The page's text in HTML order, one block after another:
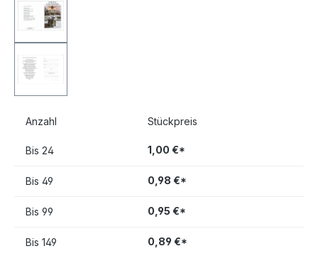
Anzahl Stückpreis
Bis 24 1,00 €*
Bis 49 0,98 €*
Bis 99 0,95 €*
Bis 149 0,89 €*